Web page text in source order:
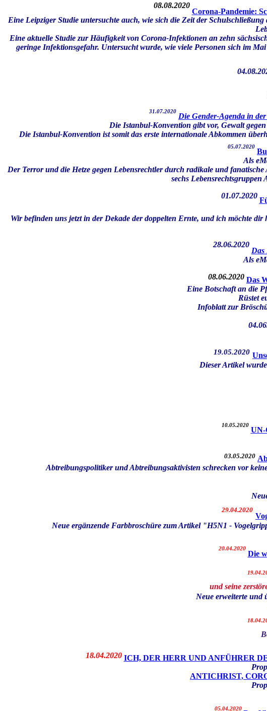
08.08.2020
Corona-Pandemie:
Eine Leipziger Studie untersuchte auch, wie sich die Zeit der
Eine aktuelle Studie zur Häufigkeit von Corona-Infektionen an zehn
geringe Infektionsgefahr. Untersucht wurde, wie viele Personen sich im
04.08.
31.07.2020
Die Gender-Agenda in
Die Istanbul-Konvention gibt vor, Gewalt
Die Istanbul-Konvention ist somit das erste internationale Abkommen
05.07.2020
Als
Der Terror und die Hetze gegen Lebensrechtler durch radikale und
sechs
01.07.2020
Wir befinden uns jetzt in der Dekade der doppelten Ernte, und ich möchte
28.06.2020
Das
Als
08.06.2020 Das
Eine Botschaft an die
Rüstet
Infoblatt zur
19.05.2020
Dieser Artikel
10.05.2020
UN-
03.05.2020
Abtreibungspolitiker und Abtreibungsaktivisten schrecken vor
29.04.2020
Neue ergänzende Farbbroschüre zum Artikel "H5N1 -
20.04.2020
Die
und seine
Neue erweiterte und
18.04.2020 ICH, DER HERR UND ANFÜHRER
ANTICHRIST,
05.04.2020